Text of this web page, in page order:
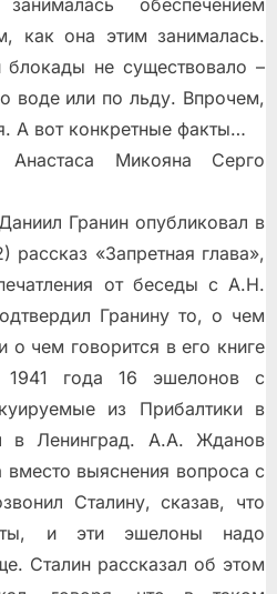
обеспечением
как она этим занималась.
не существовало –
воде или по льду. Впрочем,
А вот конкретные факты…
Анастаса Микояна Серго
Гранин опубликовал в
«Запретная глава»,
от беседы с А.Н.
Гранину то, о чем
о чем говорится в его книге
года 16 эшелонов с
из Прибалтики в
в Ленинград. А.А. Жданов
вместо выяснения вопроса с
Сталину, сказав, что
и эти эшелоны надо
Сталин рассказал об этом